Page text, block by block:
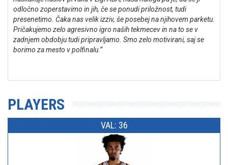
odločno zoperstavimo in jih, če se ponudi priložnost, tudi
presenetimo. Čaka nas velik izziv, še posebej na njihovem parketu.
Pričakujemo zelo agresivno igro naših tekmecev in na to se v
zadnjem obdobju tudi pripravljamo. Smo zelo motivirani, saj se
borimo za mesto v polfinalu.”
PLAYERS
VAL: 36